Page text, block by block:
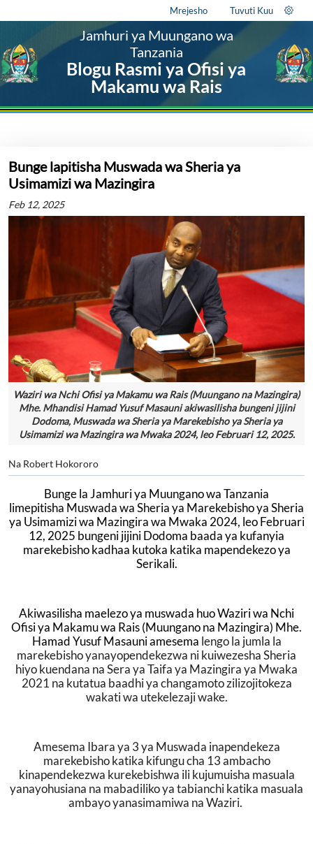
Mrejesho Tuvuti Kuu
Jamhuri ya Muungano wa
Tanzania
Blogu Rasmi ya Ofisi ya
Makamu wa Rais
Bunge lapitisha Muswada wa Sheria ya
Usimamizi wa Mazingira
Feb 12, 2025
Waziri wa Nchi Ofisi ya Makamu wa Rais (Muungano na Mazingira)
Mhe. Mhandisi Hamad Yusuf Masauni akiwasilisha bungeni jijini
Dodoma, Muswada wa Sheria ya Marekebisho ya Sheria ya
Usimamizi wa Mazingira wa Mwaka 2024, leo Februari 12, 2025.
Na Robert Hokororo
Bunge la Jamhuri ya Muungano wa Tanzania
limepitisha Muswada wa Sheria ya Marekebisho ya Sheria
ya Usimamizi wa Mazingira wa Mwaka 2024, leo Februari
12, 2025 bungeni jijini Dodoma baada ya kufanyia
marekebisho kadhaa kutoka katika mapendekezo ya
Serikali.
Akiwasilisha maelezo ya muswada huo Waziri wa Nchi
Ofisi ya Makamu wa Rais (Muungano na Mazingira) Mhe.
Hamad Yusuf Masauni amesema lengo la jumla la
marekebisho yanayopendekezwa ni kuiwezesha Sheria
hiyo kuendana na Sera ya Taifa ya Mazingira ya Mwaka
2021 na kutatua baadhi ya changamoto zilizojitokeza
wakati wa utekelezaji wake.
Amesema Ibara ya 3 ya Muswada inapendekeza
marekebisho katika kifungu cha 13 ambacho
kinapendekezwa kurekebishwa ili kujumuisha masuala
yanayohusiana na mabadiliko ya tabianchi katika masuala
ambayo yanasimamiwa na Waziri.